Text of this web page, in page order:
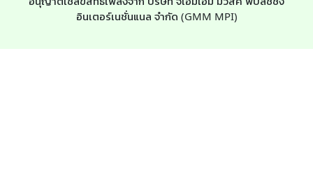
อินเตอร์เนชั่นแนล จำกัด (GMM MPI)